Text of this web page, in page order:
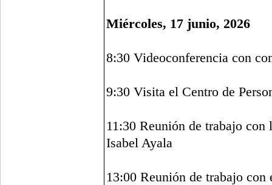
Miércoles, 17 junio, 2026
8:30 Videoconferencia con
9:30 Visita el Centro de
11:30 Reunión de trabajo
Isabel Ayala
13:00 Reunión de trabajo